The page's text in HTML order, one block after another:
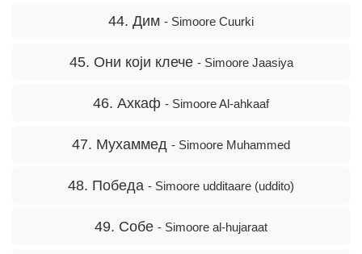
44. Дим - Simoore Cuurki
45. Они који клече - Simoore Jaasiya
46. Ахкаф - Simoore Al-ahkaaf
47. Мухаммед - Simoore Muhammed
48. Победа - Simoore udditaare (uddito)
49. Собе - Simoore al-hujaraat